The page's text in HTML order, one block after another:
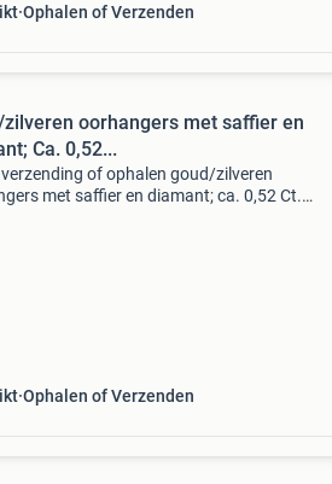
Ophalen of Verzenden
zilveren oorhangers met saffier en
Ca. 0,52...
of ophalen goud/zilveren
met saffier en diamant; ca. 0,52 Ct.
Ophalen of Verzenden